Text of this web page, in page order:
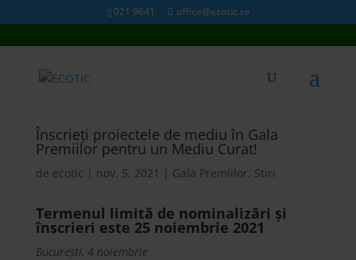
021 9641 office@ecotic.ro
Înscrieți proiectele de mediu în Gala
Premiilor pentru un Mediu Curat!
de ecotic | nov. 5, 2021 | Gala Premiilor, Stiri
Termenul limită de nominalizări și
înscrieri este 25 noiembrie 2021
București, 4 noiembrie